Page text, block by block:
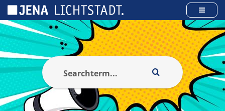
Панель управления cookies